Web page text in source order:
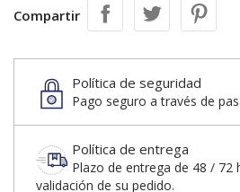
Compartir
Política de seguridad
Pago seguro a través de
Política de entrega
Plazo de entrega de 48 / 72
validación de su pedido.